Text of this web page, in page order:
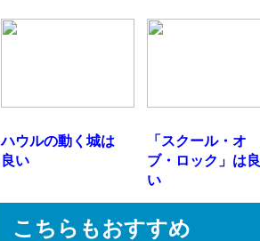
ハウルの動く城は
良い
「スクール・オ
ブ・ロック」は良
い
こちらもおすすめ